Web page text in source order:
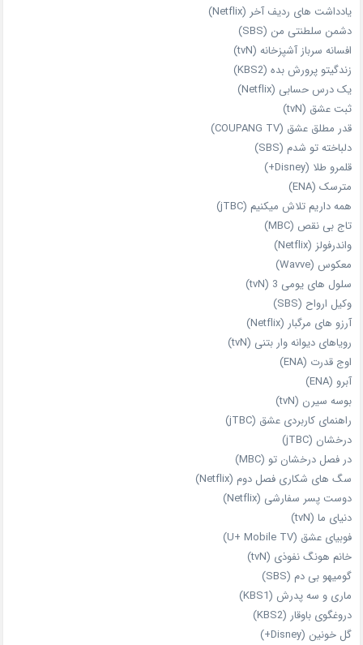
یادداشت‌ های ردیف آخر (Netflix)
دشمن سلطنتی من (SBS)
افسانه سرباز آشپزخانه (tvN)
زندگیتو پرورش بده (KBS2)
یک درس حسابی (Netflix)
ثبت عشق (tvN)
قدر مطلق عشق (COUPANG TV)
دلباخته تو شدم (SBS)
قلمرو طلا (Disney+)
مترسک (ENA)
همه داریم تلاش میکنیم (jTBC)
تاج بی‌ نقص (MBC)
واندرفولز (Netflix)
معکوس (Wavve)
سلول های یومی 3 (tvN)
وکیل ارواح (SBS)
آرزو های مرگبار (Netflix)
رویاهای دیوانه‌ وار بتنی (tvN)
اوج قدرت (ENA)
آبرو (ENA)
بوسه سیرن (tvN)
راهنمای کاربردی عشق (jTBC)
درخشان (jTBC)
در فصل درخشان تو (MBC)
سگ های شکاری فصل دوم (Netflix)
دوست‌ پسر سفارشی (Netflix)
دنیای ما (tvN)
فوبیای عشق (U+ Mobile TV)
خانم هونگ نفوذی (tvN)
گومیهو بی دم (SBS)
ماری و سه پدرش (KBS1)
دروغگوی باوقار (KBS2)
گل خونین (Disney+)